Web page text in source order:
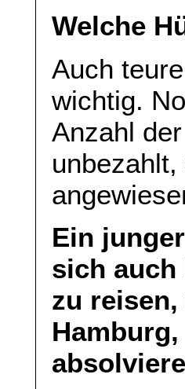
Welche
Auch
wichtig.
Anzahl
Ein
sich auch
zu